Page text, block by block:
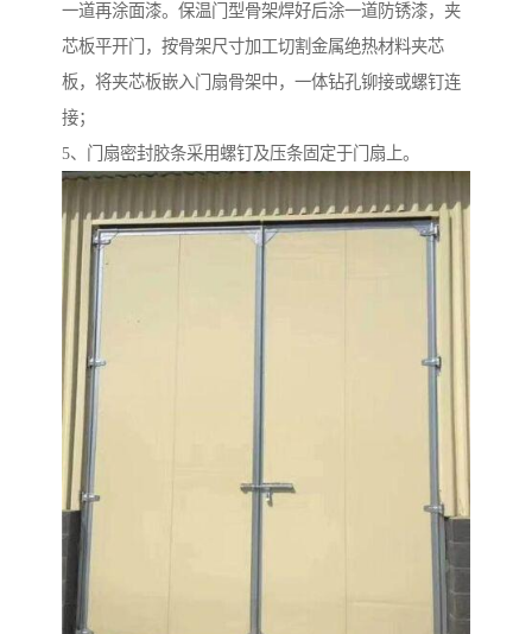
一道再涂面漆。保温门型骨架焊好后涂一道防锈漆，夹
芯板平开门，按骨架尺寸加工切割金属绝热材料夹芯
板，将夹芯板嵌入门扇骨架中，一体钻孔铆接或螺钉连
接；
5、门扇密封胶条采用螺钉及压条固定于门扇上。